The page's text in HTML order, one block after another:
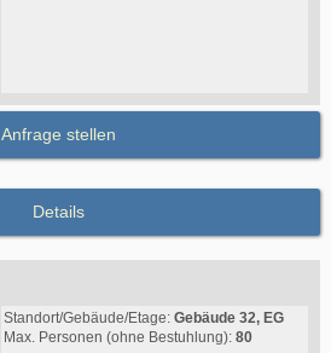
Anfrage stellen
Details
Standort/Gebäude/Etage: Gebäude 32, EG
Max. Personen (ohne Bestuhlung): 80